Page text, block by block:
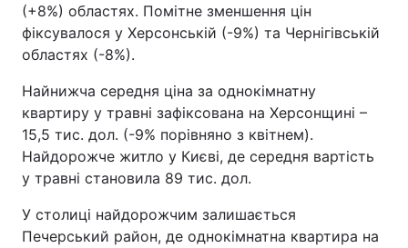
(+8%) областях. Помітне зменшення цін
фіксувалося у Херсонській (-9%) та Чернігівській
областях (-8%).
Найнижча середня ціна за однокімнатну
квартиру у травні зафіксована на Херсонщині –
15,5 тис. дол. (-9% порівняно з квітнем).
Найдорожче житло у Києві, де середня вартість
у травні становила 89 тис. дол.
У столиці найдорожчим залишається
Печерський район, де однокімнатна квартира на